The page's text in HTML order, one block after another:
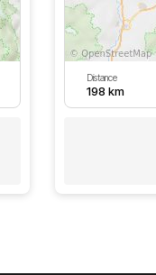
Distance
198 km